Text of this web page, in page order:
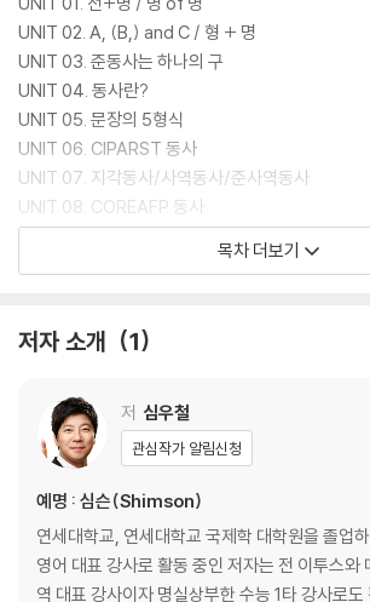
UNIT 02. A, (B,) and C / 형 + 명
UNIT 03. 준동사는 하나의 구
UNIT 04. 동사란?
UNIT 05. 문장의 5형식
UNIT 06. CIPARST 동사
UNIT 07. 지각동사/사역동사/준사역동사
UNIT 08. COREAFP 동사
UNIT 09. 분리·박탈/인지/제공/금지·억제 동사
UNIT 11. 관계부사
UNIT 13. 복합관계사
UNIT 14. 문장 중간에 that
UNIT 15. 문장 중간에 S + V
UNIT 16. S + 관계대명사/관계부사
UNIT 17. 접속사 + S + V
PART 3 준동사 해석법
목차 더보기
저자 소개 1
저 심우철
관심작가 알림신청
예명 : 심슨(Shimson)
연세대학교, 연세대학교 국제학 대학원을 졸업
영어 대표 강사로 활동 중인 저자는 전 이투스와
역 대표 강사이자 명실상부한 수능 1타 강사로도